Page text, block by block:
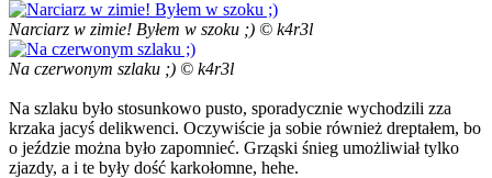
Narciarz w zimie! Byłem w szoku ;) © k4r3l
Na czerwonym szlaku ;) © k4r3l
Na szlaku było stosunkowo pusto, sporadycznie wychodzili zza
krzaka jacyś delikwenci. Oczywiście ja sobie również dreptałem, bo
o jeździe można było zapomnieć. Grząski śnieg umożliwiał tylko
zjazdy, a i te były dość karkołomne, hehe.